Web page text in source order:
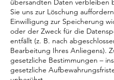
übersandten Daten verbleiben
Sie uns zur Löschung
Einwilligung zur Speicherung
oder der Zweck für die
entfällt (z. B. nach
Bearbeitung Ihres Anliegens).
gesetzliche Bestimmungen –
gesetzliche